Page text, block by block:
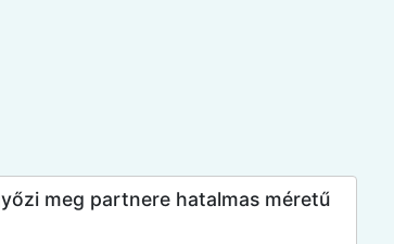
meg partnere hatalmas méretű